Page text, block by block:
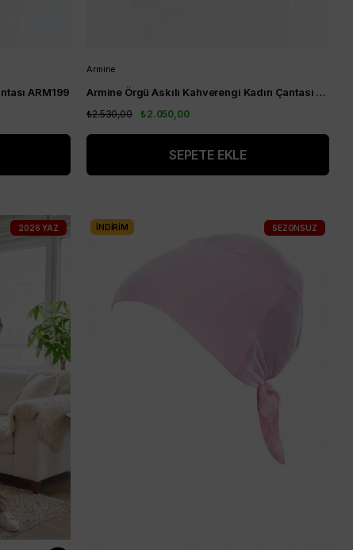
ARM199
Armine
Armine Örgü Askılı Kahverengi Kadın Çantası ARM199
₺2.050,00
₺2.530,00
SEPETE EKLE
2026 YAZ İNDIRIM SEZONSUZ